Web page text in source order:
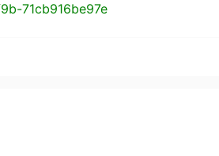
71cb916be97e